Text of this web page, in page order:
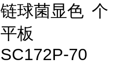
链球菌显色
平板
个
SC172P-70